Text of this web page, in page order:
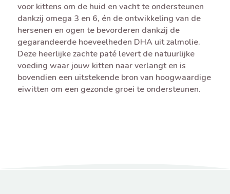
voor kittens om de huid en vacht te ondersteunen
dankzij omega 3 en 6, én de ontwikkeling van de
hersenen en ogen te bevorderen dankzij de
gegarandeerde hoeveelheden DHA uit zalmolie.
Deze heerlijke zachte paté levert de natuurlijke
voeding waar jouw kitten naar verlangt en is
bovendien een uitstekende bron van hoogwaardige
eiwitten om een gezonde groei te ondersteunen.